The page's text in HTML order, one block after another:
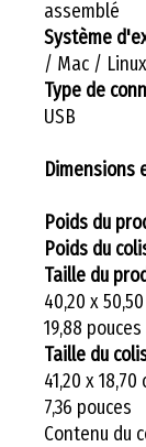
assemblé
Système
/ Mac / Linux
Type de
USB
Dimensions
Poids du
Poids du
Taille du
40,20 x
19,88 pouces
Taille du
41,20 x
7,36 pouces
Contenu du